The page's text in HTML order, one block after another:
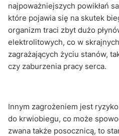
najpoważniejszych powikłań
które pojawia się na skutek
organizm traci zbyt dużo
elektrolitowych, co w
zagrażających życiu stanów,
czy zaburzenia pracy serca.
Innym zagrożeniem jest
do krwiobiegu, co może
zwana także posocznicą, to